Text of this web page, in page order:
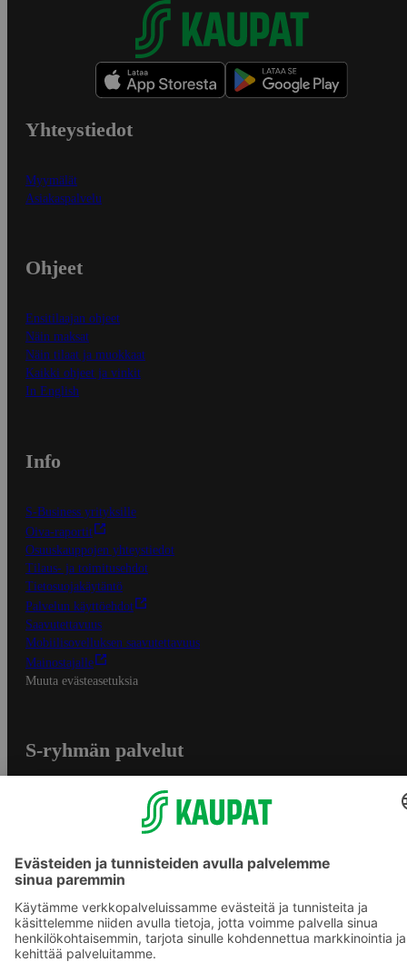
Yhteystiedot
Myymälät
Asiakaspalvelu
Ohjeet
Ensitilaajan ohjeet
Näin maksat
Näin tilaat ja muokkaat
Kaikki ohjeet ja vinkit
In English
Info
S-Business yrityksille
Oiva-raportit
Osuuskauppojen yhteystiedot
Tilaus- ja toimitusehdot
Tietosuojakäytäntö
Palvelun käyttöehdot
Saavutettavuus
Mobiilisovelluksen saavutettavuus
Mainostajalle
Muuta evästeasetuksia
S-ryhmän palvelut
S-ostoslista -sovellus
Prisma.fi
Sokos.fi
S-Pankki
Yhteishyvä